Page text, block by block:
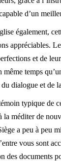
d’un
également,
appréciables.
et de
même temps
du dialogue et de
typique de
la méditer de
a peu à peu
vous sont
des documents